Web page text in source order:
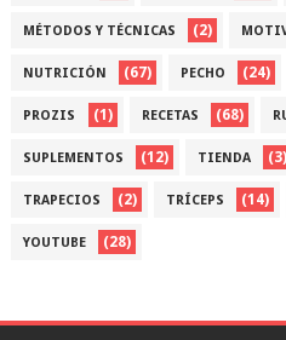
MÉTODOS Y TÉCNICAS (2)
NUTRICIÓN (67) PECHO (24)
PROZIS (1) RECETAS (68)
SUPLEMENTOS (12) TIENDA (3)
TRAPECIOS (2) TRÍCEPS (14)
YOUTUBE (28)